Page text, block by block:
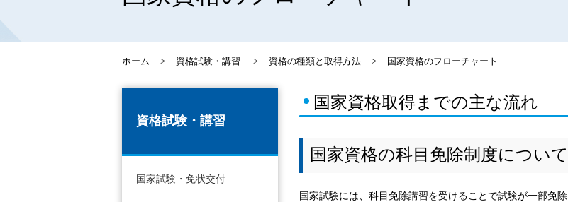
ホーム > 資格試験・講習 > 資格の種類と取得方法 > 国家資格のフローチャート
資格試験・講習
国家試験・免状交付
国家資格取得までの主な流れ
国家資格の科目免除制度について
国家試験には、科目免除講習を受けることで試験が一部免